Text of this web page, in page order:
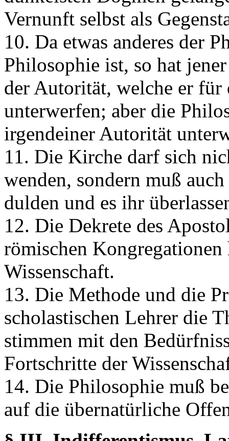
Vernunft selbst als
10. Da etwas anderes der
Philosophie ist, so hat
der Autorität, welche er für
unterwerfen; aber die
irgendeiner Autorität
11. Die Kirche darf sich
wenden, sondern muß
dulden und es ihr
12. Die Dekrete des
römischen
Wissenschaft.
13. Die Methode und die
scholastischen Lehrer die
stimmen mit den
Fortschritte der
14. Die Philosophie muß
auf die übernatürliche